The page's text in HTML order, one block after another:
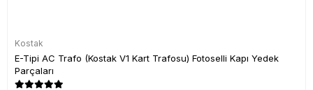
Kostak
E-Tipi AC Trafo (Kostak V1 Kart Trafosu) Fotoselli Kapı Yedek
Parçaları